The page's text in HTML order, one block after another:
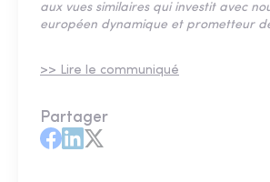
aux vues similaires qui investit avec
européen dynamique et prometteur
>> Lire le communiqué
Partager